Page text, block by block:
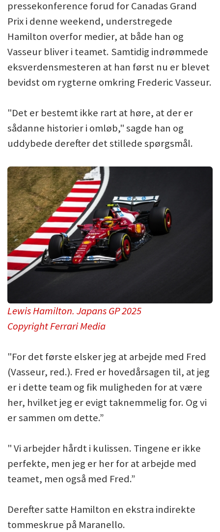
pressekonference forud for Canadas Grand
Prix i denne weekend, understregede
Hamilton overfor medier, at både han og
Vasseur bliver i teamet. Samtidig indrømmede
eksverdensmesteren at han først nu er blevet
bevidst om rygterne omkring Frederic Vasseur.
"Det er bestemt ikke rart at høre, at der er
sådanne historier i omløb," sagde han og
uddybede derefter det stillede spørgsmål.
Lewis Hamilton. Japans GP 2025
Copyright Ferrari Media
"For det første elsker jeg at arbejde med Fred
(Vasseur, red.). Fred er hovedårsagen til, at jeg
er i dette team og fik muligheden for at være
her, hvilket jeg er evigt taknemmelig for. Og vi
er sammen om dette.”
" Vi arbejder hårdt i kulissen. Tingene er ikke
perfekte, men jeg er her for at arbejde med
teamet, men også med Fred.”
Derefter satte Hamilton en ekstra indirekte
tommeskrue på Maranello.